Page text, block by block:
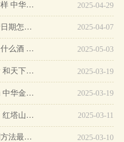
中华金中支好抽吗味道咋样 中华金中支口感特点介绍… 2025-04-29
南京金陵十二钗香烟生产日期怎么看 南京金陵十二钗香烟保质期… 2025-04-07
贵烟国酒香30爆珠里面是什么酒 贵烟国酒香30怎么辨别真假… 2025-05-03
和天下烟生产日期怎么看 和天下烟真假辨别方法六个方面… 2025-03-19
中华金中支如何辨别真伪 中华金中支真假烟鉴别方法… 2025-03-19
红塔山软新为什么不出了 红塔山软新烟停售原因详解… 2025-03-11
黄鹤楼硬奇景真假的辨别方法最简单版… 2025-03-10